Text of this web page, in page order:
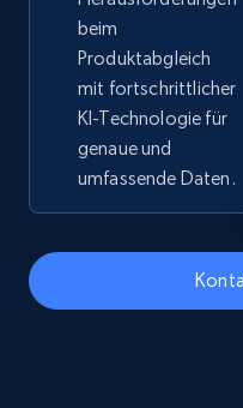
5.4K+ 668+
TikTok Shop -
URL, Title, Available,
price, Final price,
5.4K+ 668+
beim
Produktabgleich
mit fortschrittlicher
KI-Technologie für
genaue und
umfassende Daten.